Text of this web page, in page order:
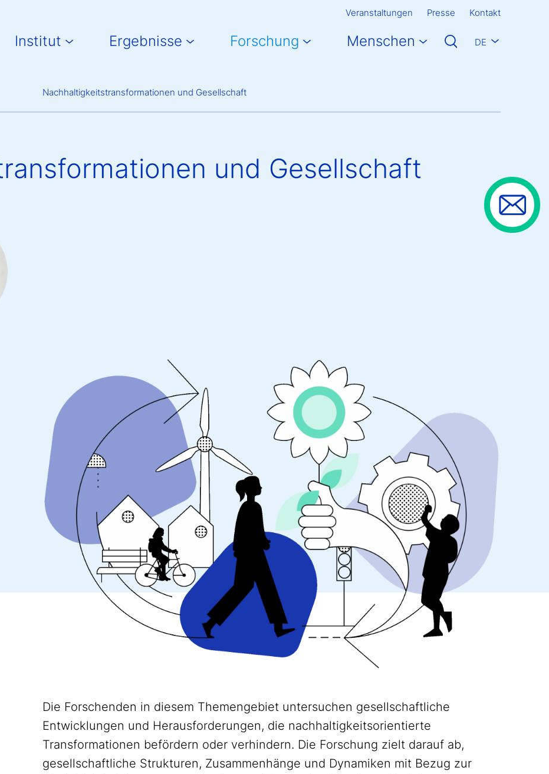
Veranstaltungen Presse Kontakt
Institut Ergebnisse Forschung Menschen DE
Breadcrumb
Nachhaltigkeitstransformationen und Gesellschaft
und Gesellschaft
Die Forschenden in diesem Themengebiet untersuchen gesellschaftliche
Entwicklungen und Herausforderungen, die nachhaltigkeitsorientierte
Transformationen befördern oder verhindern. Die Forschung zielt darauf ab,
gesellschaftliche Strukturen, Zusammenhänge und Dynamiken mit Bezug zur